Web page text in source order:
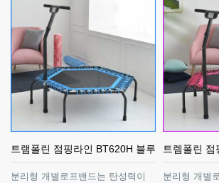
트램폴린 점핑라인 BT620H 블루
분리형 개별로프밴드는 탄성력이
트렘폴린 점
분리형 개별